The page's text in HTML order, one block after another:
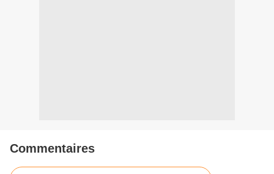
Commentaires